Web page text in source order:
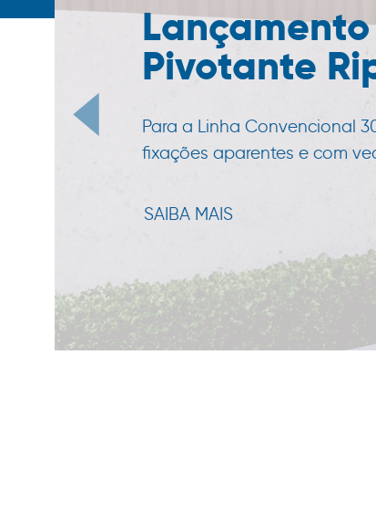
Pivotante
Para a Linha Convencional
fixações aparentes e com
SAIBA MAIS